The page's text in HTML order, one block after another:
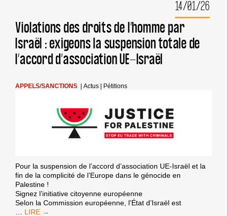
RÉSISTANCE
L’EMPIRE
ÉTASUNIEN
DOIT
COMMENCER
EN
14/01/26
Violations des droits de l’homme par
Israël : exigeons la suspension totale de
l’accord d’association UE-Israël
APPELS/SANCTIONS |Actus Pétitions
Pour la suspension de l’accord d’association UE-Israël et la
fin de la complicité de l’Europe dans le génocide en
Palestine !
Signez l’initiative citoyenne européenne
Selon la Commission européenne, l’État d’Israël est
VIOLATIONS